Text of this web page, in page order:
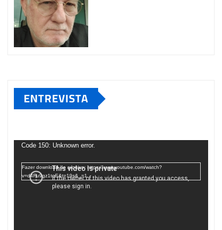
ENTREVISTA
deCode 150: Unknown error.
Fazer download do arquivo: https://www.youtube.com/watch?
v=d4Fu9gz1tqE&t=19s&_=1